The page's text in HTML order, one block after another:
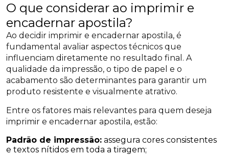
O que considerar ao imprimir e
encadernar apostila?
Ao decidir imprimir e encadernar apostila, é
fundamental avaliar aspectos técnicos que
influenciam diretamente no resultado final. A
qualidade da impressão, o tipo de papel e o
acabamento são determinantes para garantir um
produto resistente e visualmente atrativo.
Entre os fatores mais relevantes para quem deseja
imprimir e encadernar apostila, estão:
Padrão de impressão: assegura cores consistentes
e textos nítidos em toda a tiragem;